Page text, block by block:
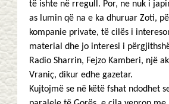
të ishte në rregull. Por, ne nuk i
as lumin që na e ka dhuruar Zoti,
kompanie private, të cilës i
material dhe jo interesi i
Radio Sharrin, Fejzo Kamberi, një
Vraniç, dikur edhe gazetar.
Kujtojmë se në këtë fshat ndodhet